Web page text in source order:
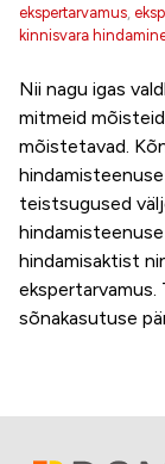
ekspertarvamus,
kinnisvara
Nii nagu igas
mitmeid
mõistetavad.
teistsugused
hindamisaktist
ekspertarvamus.
sõnakasutuse